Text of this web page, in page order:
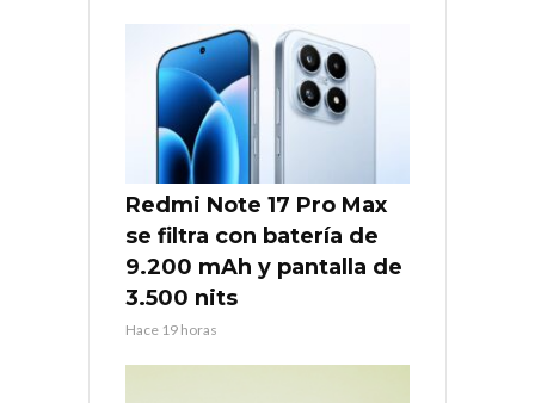
Redmi Note 17 Pro Max
se filtra con batería de
9.200 mAh y pantalla de
3.500 nits
Hace 19 horas